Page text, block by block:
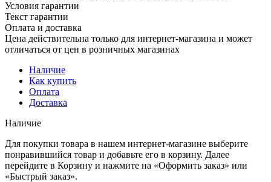
Условия гарантии
Текст гарантии
Оплата и доставка
Цена действительна только для интернет-магазина и может
отличаться от цен в розничных магазинах
Наличие
Как купить
Оплата
Доставка
Наличие
Для покупки товара в нашем интернет-магазине выберите
понравившийся товар и добавьте его в корзину. Далее
перейдите в Корзину и нажмите на «Оформить заказ» или
«Быстрый заказ».